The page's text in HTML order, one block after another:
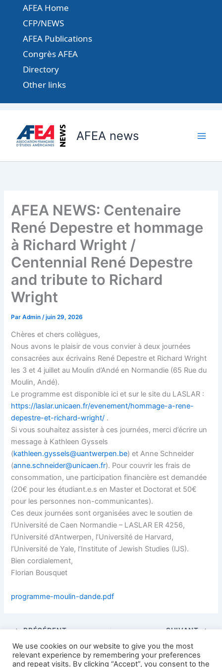
contenu
AFEA Home
CFP/NEWS
AFEA Publications
Congrès AFEA
Directory
Other links
AFEA news
AFEA NEWS: Centenaire
René Depestre et hommage
à Richard Wright /
Centennial René Depestre
and tribute to Richard
Wright
ParAdmin/juin 29, 2026
Chères et chers collègues,
Nous avons le plaisir de vous convier à deux journées
consacrées aux écrivains René Depestre et Richard Wright
les 3 et 4 juillet au Moulin d’Andé en Normandie (65 Rue du
Moulin, Andé).
Le programme est disponible ici et sur le site du LASLAR :
https://laslar.unicaen.fr/evenement/hommage-a-rene-
depestre-et-richard-wright/ .
Si vous souhaitez assister à ces journées, merci d’écrire un
message à Kathleen Gyssels
(kathleen.gyssels@uantwerpen.be) et Anne Schneider
(anne.schneider@unicaen.fr). Pour couvrir les frais de
consommation, une participation financière est demandée
(20€ pour les étudiant.e.s en Master et Doctorat et 50€
pour les personnes non-communicantes).
Ces deux journées sont organisées avec le soutien de
l’Université de Caen Normandie – LASLAR ER 4256,
l’Université d’Antwerpen, l’Université de Harvard,
l’Université de Yale, l’Institute of Jewish Studies (IJS).
Bien cordialement,
Florian Bousquet
programme-moulin-dande.pdf
PRÉCÉDENT SUIVANT
We use cookies on our website to give you the most
relevant experience by remembering your preferences
and repeat visits. By clicking “Accept”, you consent to the